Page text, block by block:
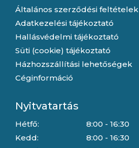
Általános szerződési feltételek
Adatkezelési tájékoztató
Hallásvédelmi tájékoztató
Süti (cookie) tájékoztató
Házhozszállítási lehetőségek
Céginformáció
Nyitvatartás
Hétfő:
Kedd:
8:00 - 16:30
8:00 - 16:30